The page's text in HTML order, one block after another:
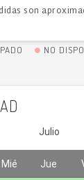
son
NO
Julio
Mié Jue